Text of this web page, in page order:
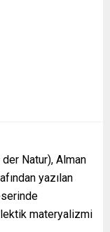
Natur), Alman
yazılan
materyalizmi